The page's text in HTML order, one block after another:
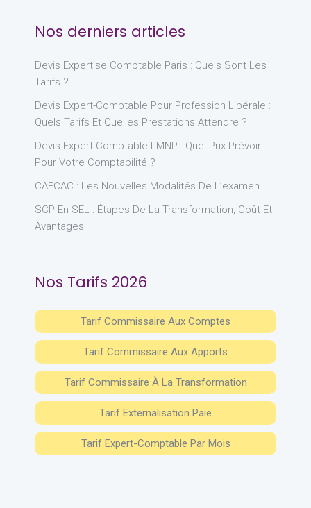
Nos derniers articles
Devis Expertise Comptable Paris : Quels Sont Les
Tarifs ?
Devis Expert-Comptable Pour Profession Libérale :
Quels Tarifs Et Quelles Prestations Attendre ?
Devis Expert-Comptable LMNP : Quel Prix Prévoir
Pour Votre Comptabilité ?
CAFCAC : Les Nouvelles Modalités De L’examen
SCP En SEL : Étapes De La Transformation, Coût Et
Avantages
Nos Tarifs 2026
Tarif Commissaire Aux Comptes
Tarif Commissaire Aux Apports
Tarif Commissaire À La Transformation
Tarif Externalisation Paie
Tarif Expert-Comptable Par Mois